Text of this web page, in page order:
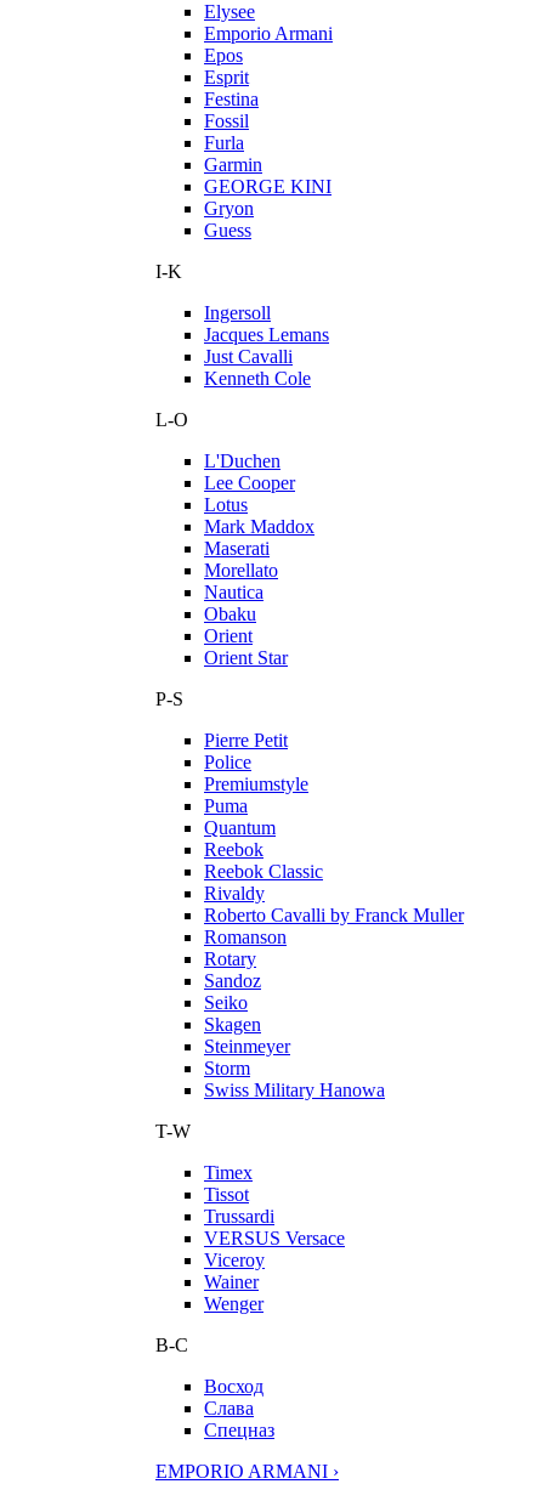
Elysee
Emporio Armani
Epos
Esprit
Festina
Fossil
Furla
Garmin
GEORGE KINI
Gryon
Guess
I-K
Ingersoll
Jacques Lemans
Just Cavalli
Kenneth Cole
L-O
L'Duchen
Lee Cooper
Lotus
Mark Maddox
Maserati
Morellato
Nautica
Obaku
Orient
Orient Star
P-S
Pierre Petit
Police
Premiumstyle
Puma
Quantum
Reebok
Reebok Classic
Rivaldy
Roberto Cavalli by Franck Muller
Romanson
Rotary
Sandoz
Seiko
Skagen
Steinmeyer
Storm
Swiss Military Hanowa
T-W
Timex
Tissot
Trussardi
VERSUS Versace
Viceroy
Wainer
Wenger
В-С
Восход
Слава
Спецназ
EMPORIO ARMANI ›